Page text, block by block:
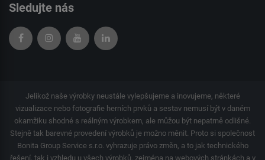
Sledujte nás
Jelikož naše výrobky neustále vylepšujeme a inovujeme, některé
vizualizace nebo fotografie herních prvků a sestav nemusí být v daném
okamžiku shodné s reálným výrobkem, ale můžou být nepatrně odlišné.
Stejně tak barevné provedení výrobků je možno měnit. Proto si společnost
Bonita Group Service s.r.o. vyhrazuje právo změn, a to jak technického
řešení, tak i vzhledu u všech výrobků, zejména na webových stránkách a v